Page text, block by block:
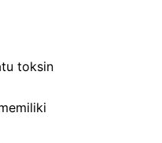
toksin